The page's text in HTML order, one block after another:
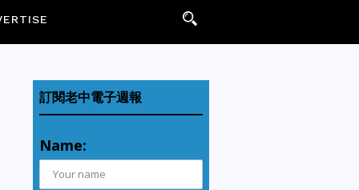
訂閱老中電子週報
Name: